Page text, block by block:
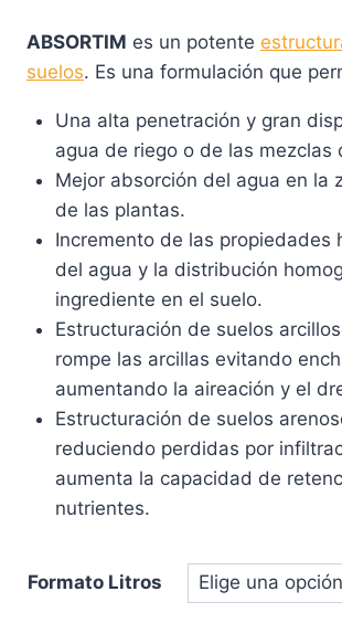
ABSORTIM es un potente
suelos. Es una formulación que
Una alta penetración y gran
agua de riego o de las mezclas
Mejor absorción del agua en la
de las plantas.
Incremento de las propiedades
del agua y la distribución
ingrediente en el suelo.
Estructuración de suelos
rompe las arcillas evitando
aumentando la aireación y el
Estructuración de suelos
reduciendo perdidas por
aumenta la capacidad de
nutrientes.
Formato Litros